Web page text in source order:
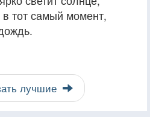
тот самый момент,
лучшие